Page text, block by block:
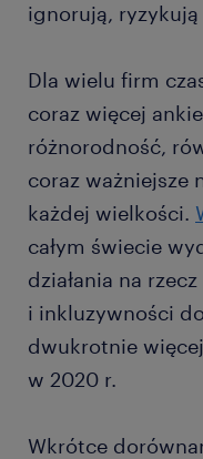
ignorują,
Dla wielu firm
coraz więcej
różnorodność,
coraz ważniejsze
każdej wielkości.
całym świecie
działania na
i inkluzywności
dwukrotnie
w 2020 r.
Wkrótce